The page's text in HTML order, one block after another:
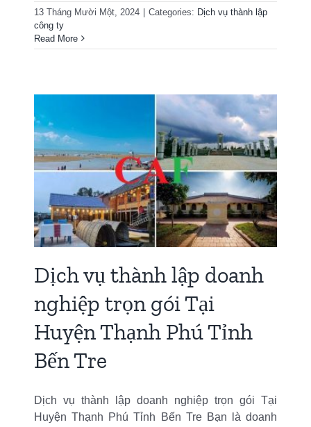
13 Tháng Mười Một, 2024 Categories: Dịch vụ thành lập
công ty
Read More
Dịch vụ thành lập doanh
nghiệp trọn gói Tại
Huyện Thạnh Phú Tỉnh
Bến Tre
Dịch vụ thành lập doanh nghiệp trọn gói Tại
Huyện Thạnh Phú Tỉnh Bến Tre Bạn là doanh